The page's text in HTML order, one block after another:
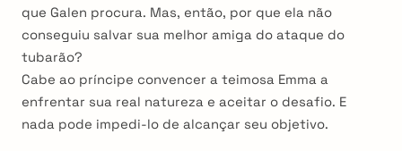
que Galen procura. Mas, então, por que ela não
conseguiu salvar sua melhor amiga do ataque do
tubarão?
Cabe ao príncipe convencer a teimosa Emma a
enfrentar sua real natureza e aceitar o desafio. E
nada pode impedi-lo de alcançar seu objetivo.